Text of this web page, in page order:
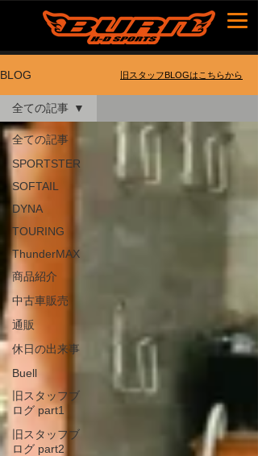
BLOG
全ての記事
SPORTSTER
SOFTAIL
DYNA
TOURING
ThunderMAX
商品紹介
中古車販売
通販
休日の出来事
Buell
旧スタッフブ
ログ part1
旧スタッフブ
ログ part2
全ての記事
​旧スタッフBLOGはこちらから